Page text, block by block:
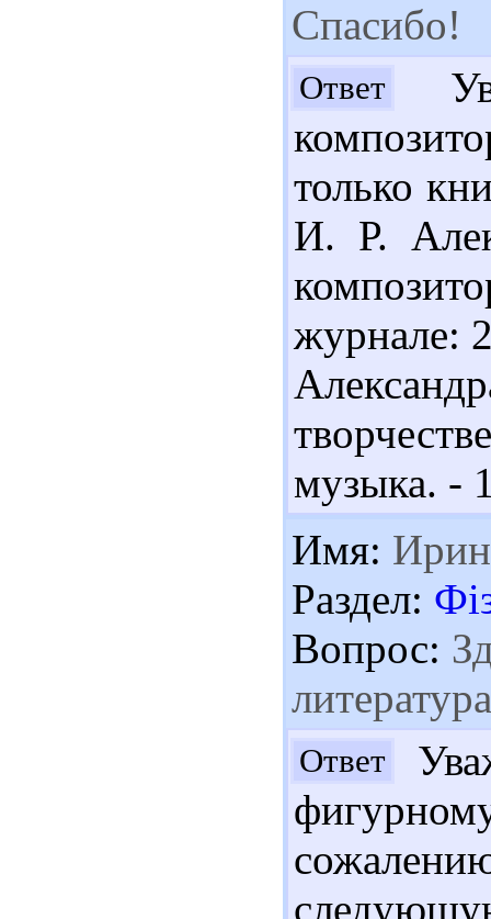
Спасибо!
Ответ
только
И. Р.
журнале:
музыка. -
Имя:
Раздел:
Вопрос:
Ответ